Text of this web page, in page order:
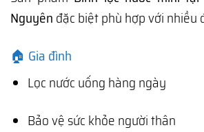
Nguyên đặc biệt phù hợp với nhiều
🏠 Gia đình
Lọc nước uống hàng ngày
Bảo vệ sức khỏe người thân